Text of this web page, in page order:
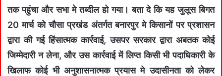
तक पहुंचा और सभा मे तब्दील हो गया। बता दे कि यह जुलूस बिगत
20 मार्च को चौसा प्रखंड अंतर्गत बनारपुर मे किसानों पर प्रशासन
द्वारा की गई हिंसात्मक कार्रवाई, उसपर सरकार द्वारा अबतक कोई
जिम्मेदारी न लेना, और उस कार्रवाई में लिप्त किसी भी पदाधिकारी के
खिलाफ कोई भी अनुशासनात्मक प्रयास मे उदासीनता को लेकर